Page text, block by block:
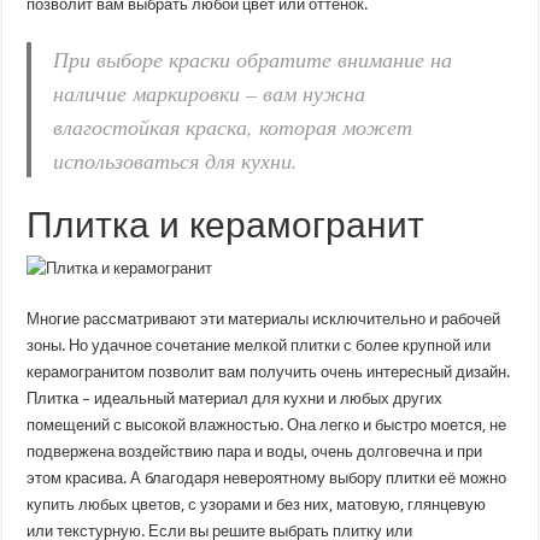
позволит вам выбрать любой цвет или оттенок.
При выборе краски обратите внимание на
наличие маркировки – вам нужна
влагостойкая краска, которая может
использоваться для кухни.
Плитка и керамогранит
Многие рассматривают эти материалы исключительно и рабочей
зоны. Но удачное сочетание мелкой плитки с более крупной или
керамогранитом позволит вам получить очень интересный дизайн.
Плитка – идеальный материал для кухни и любых других
помещений с высокой влажностью. Она легко и быстро моется, не
подвержена воздействию пара и воды, очень долговечна и при
этом красива. А благодаря невероятному выбору плитки её можно
купить любых цветов, с узорами и без них, матовую, глянцевую
или текстурную. Если вы решите выбрать плитку или